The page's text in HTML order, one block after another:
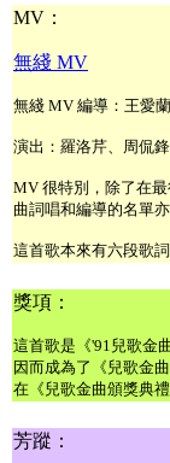
MV：
無綫 MV
無綫 MV 編導：王愛蘭
演出：羅洛芹、周侃
MV 很特別，除了在
曲詞唱和編導的名單
這首歌本來有六段歌
獎項：
這首歌是《'91兒歌金
因而成為了《兒歌金
在《兒歌金曲頒獎典
芳蹤：